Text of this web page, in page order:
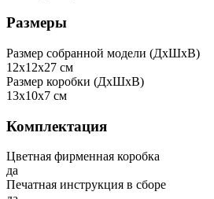
Размеры
Размер собранной модели (ДxШxВ)
12x12x27 см
Размер коробки (ДxШxВ)
13x10x7 см
Комплектация
Цветная фирменная коробка
да
Печатная инструкция в сборе